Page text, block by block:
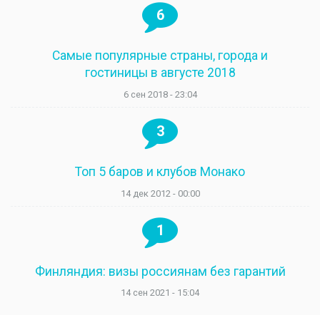
6
Самые популярные страны, города и
гостиницы в августе 2018
6 сен 2018 - 23:04
3
Топ 5 баров и клубов Монако
14 дек 2012 - 00:00
1
Финляндия: визы россиянам без гарантий
14 сен 2021 - 15:04